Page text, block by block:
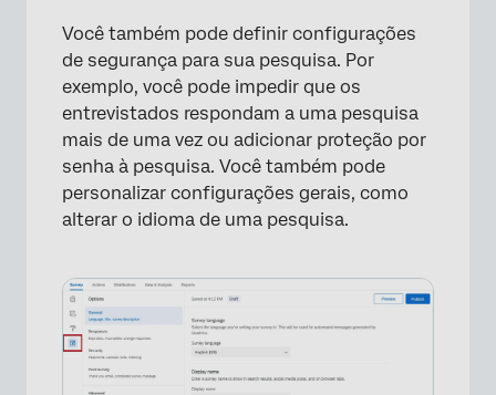
Você também pode definir configurações
de segurança para sua pesquisa. Por
exemplo, você pode impedir que os
entrevistados respondam a uma pesquisa
mais de uma vez ou adicionar proteção por
senha à pesquisa. Você também pode
personalizar configurações gerais, como
alterar o idioma de uma pesquisa.